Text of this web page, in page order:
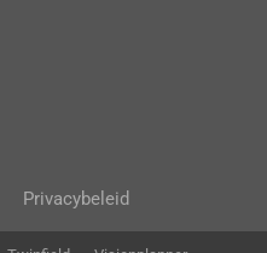
Privacybeleid